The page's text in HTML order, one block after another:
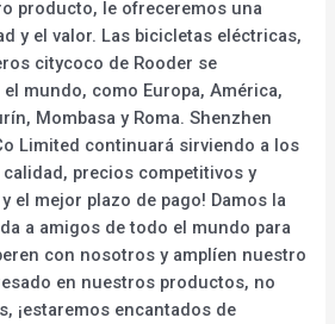
producto, le ofreceremos una
y el valor. Las bicicletas eléctricas,
citycoco de Rooder se
mundo, como Europa, América,
Mombasa y Roma. Shenzhen
Limited continuará sirviendo a los
precios competitivos y
el mejor plazo de pago! Damos la
a amigos de todo el mundo para
con nosotros y amplíen nuestro
en nuestros productos, no
¡estaremos encantados de